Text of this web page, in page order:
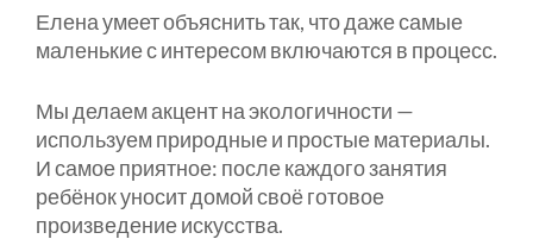
Елена умеет объяснить так, что даже самые
маленькие с интересом включаются в процесс.
Мы делаем акцент на экологичности —
используем природные и простые материалы.
И самое приятное: после каждого занятия
ребёнок уносит домой своё готовое
произведение искусства.